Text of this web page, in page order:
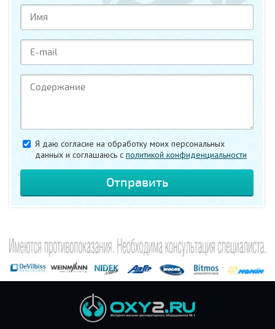
Я даю согласие на обработку моих персональных
данных и соглашаюсь c политикой конфиденциальности